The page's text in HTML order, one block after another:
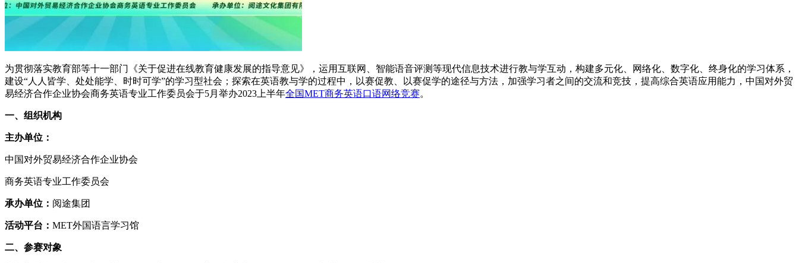
为贯彻落实教育部等十一部门《关于促进在线教育健康发展的指导意见》，运用互联网、智能语音评测等现代信息技术进行教与学互动，构建多元化、网络化、数字化、终身化的学习体系，
建设“人人皆学、处处能学、时时可学”的学习型社会；探索在英语教与学的过程中，以赛促教、以赛促学的途径与方法，加强学习者之间的交流和竞技，提高综合英语应用能力，中国对外贸
易经济合作企业协会商务英语专业工作委员会于5月举办2023上半年全国MET商务英语口语网络竞赛。
一、组织机构
主办单位：
中国对外贸易经济合作企业协会
商务英语专业工作委员会
承办单位： 阅途集团
活动平台： MET外国语言学习馆
二、参赛对象